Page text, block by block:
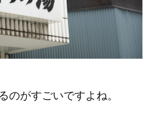
がすごいですよね。